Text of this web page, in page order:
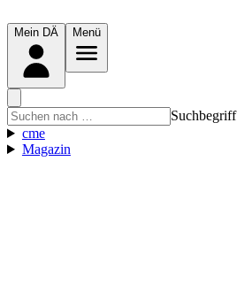
Mein DÄ Menü
Suchbegriff
cme
Magazin